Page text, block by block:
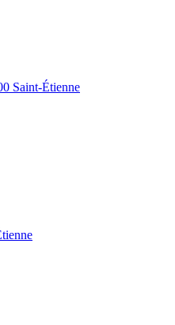
Saint-Étienne